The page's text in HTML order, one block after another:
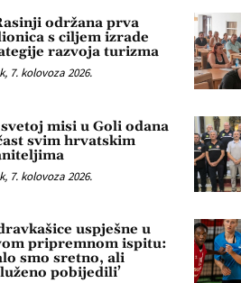
održana prva
s ciljem izrade
razvoja turizma
7. kolovoza 2026.
misi u Goli odana
svim hrvatskim
7. kolovoza 2026.
uspješne u
pripremnom ispitu:
smo sretno, ali
pobijedili’